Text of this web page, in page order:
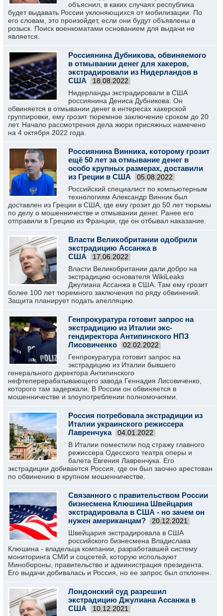
объяснил, в каких случаях республика
будет выдавать России уклоняющихся от мобилизации. По
его словам, это произойдет, если они будут объявлены в
розыск. Поиск военкоматами основанием для выдачи не
является.
Россиянина Дубникова, обвиняемого
в отмывании денег для хакеров,
экстрадировали из Нидерландов в
США
18.08.2022
Нидерланды экстрадировали в США
россиянина Дениса Дубникова. Он
обвиняется в отмывании денег в интересах хакерской
группировки, ему грозит тюремное заключение сроком до 20
лет. Начало рассмотрения дела жюри присяжных намечено
на 4 октября 2022 года.
Россиянина Винника, которому грозит
ещё 50 лет за отмывание денег в
особо крупных размерах, доставили
из Греции в США
05.08.2022
Российский специалист по компьютерным
технологиям Александр Винник был
доставлен из Греции в США, где ему грозит до 50 лет тюрьмы
по делу о мошенничестве и отмывании денег. Ранее его
отправили в Грецию из Франции, где он отбывал наказание.
Власти Великобритании одобрили
экстрадицию Ассанжа в
США
17.06.2022
Власти Великобритании дали добро на
экстрадицию основателя WikiLeaks
Джулиана Ассанжа в США. Там ему грозит
более 100 лет тюремного заключения по ряду обвинений.
Защита планирует подать апелляцию.
Генпрокуратура готовит запрос на
экстрадицию из Италии экс-
гендиректора Антипинского НПЗ
Лисовиченко
02.02.2022
Генпрокуратура готовит запрос на
экстрадицию из Италии бывшего
генерального директора Антипинского
нефтеперерабатывающего завода Геннадия Лисовиченко,
которого там задержали. В России он обвиняется в
мошенничестве и злоупотреблении полномочиями.
Россия потребовала экстрадиции из
Италии украинского режиссера
Лавренчука
04.01.2022
В Италии поместили под стражу главного
режиссера Одесского театра оперы и
балета Евгения Лавренчука. Его
экстрадиции добивается Россия, где он был заочно арестован
по обвинению в крупном мошенничестве.
Связанного с правительством России
бизнесмена Клюшина Швейцария
экстрадировала в США - но зачем он
нужен американцам?
20.12.2021
Швейцария экстрадировала в США
российского бизнесмена Владислава
Клюшина - владельца компании, разработавшей систему
мониторинга СМИ и соцсетей, которую используют
Минобороны, правительство и администрация президента.
Его выдачи добивалась и Россия, но ее запрос был отклонен.
Лондонский суд разрешил
экстрадицию Джулиана Ассанжа в
США
10.12.2021